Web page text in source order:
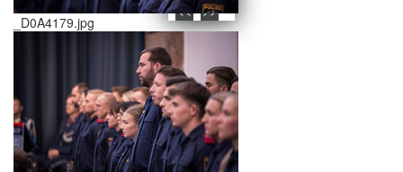
<< >>
_D0A4179.jpg